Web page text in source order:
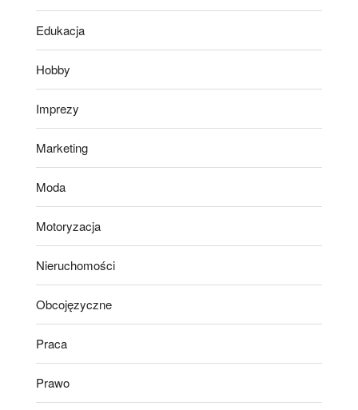
Edukacja
Hobby
Imprezy
Marketing
Moda
Motoryzacja
Nieruchomości
Obcojęzyczne
Praca
Prawo